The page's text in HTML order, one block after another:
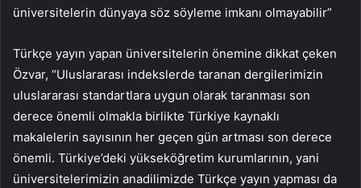
üniversitelerin dünyaya söz söyleme imkanı olmayabilir”
Türkçe yayın yapan üniversitelerin önemine dikkat çeken
Özvar, “Uluslararası indekslerde taranan dergilerimizin
uluslararası standartlara uygun olarak taranması son
derece önemli olmakla birlikte Türkiye kaynaklı
makalelerin sayısının her geçen gün artması son derece
önemli. Türkiye’deki yükseköğretim kurumlarının, yani
üniversitelerimizin anadilimizde Türkçe yayın yapması da